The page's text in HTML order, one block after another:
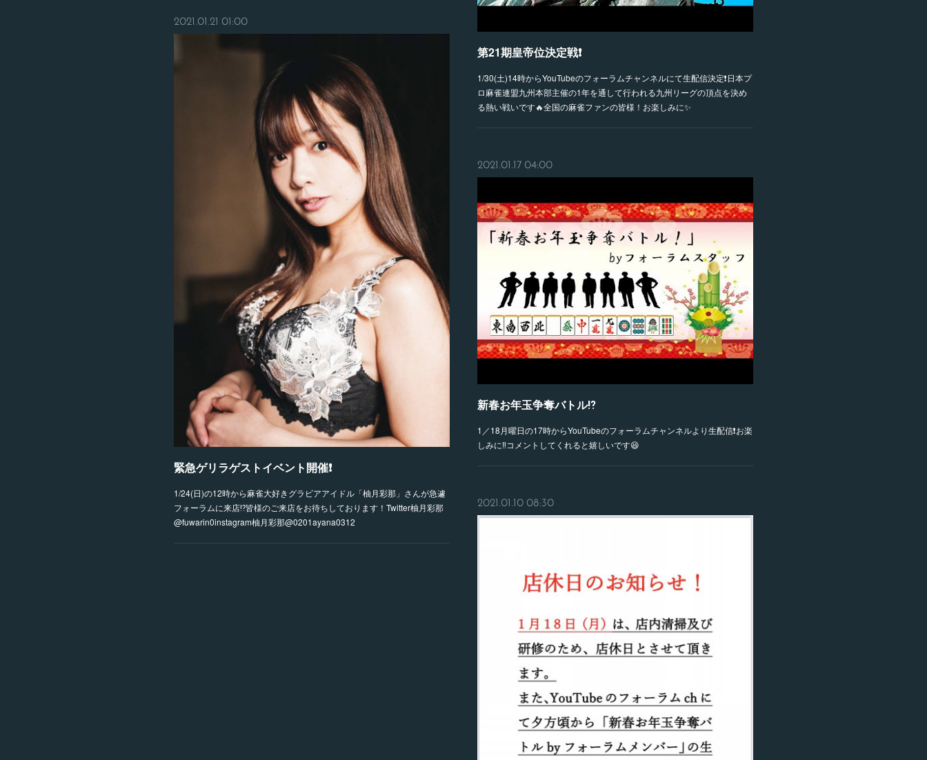
第21期皇帝位決定戦❗️
1/30(土)14時からYouTubeのフォーラムチャンネルにて生配信決定❗️日本プ
ロ麻雀連盟九州本部主催の1年を通して行われる九州リーグの頂点を決め
る熱い戦いです🔥全国の麻雀ファンの皆様！お楽しみに✨
2021.01.21 01:00
緊急ゲリラゲストイベント開催❗️
1/24(日)の12時から麻雀大好きグラビアアイドル「柚月彩那」さんが急遽
フォーラムに来店⁉︎皆様のご来店をお待ちしております！Twitter柚月彩那
@fuwarin0instagram柚月彩那@0201ayana0312
2021.01.17 04:00
新春お年玉争奪バトル⁉️
1／18月曜日の17時からYouTubeのフォーラムチャンネルより生配信❗️お楽
しみに‼️コメントしてくれると嬉しいです😆
2021.01.10 08:30